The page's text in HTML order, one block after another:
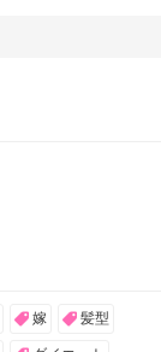
嫁 髪型